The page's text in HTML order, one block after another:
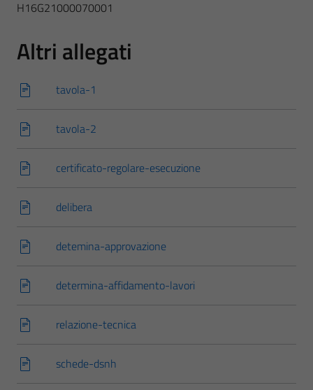
H16G21000070001
Altri allegati
tavola-1
tavola-2
certificato-regolare-esecuzione
delibera
detemina-approvazione
determina-affidamento-lavori
relazione-tecnica
schede-dsnh